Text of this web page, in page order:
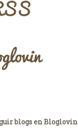
blogs en Bloglovin